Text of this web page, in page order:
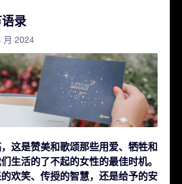
录
月 2024
这是赞美和歌颂那些用爱、牺牲和
生活的了不起的女性的最佳时机。
欢笑、传授的智慧，还是给予的安